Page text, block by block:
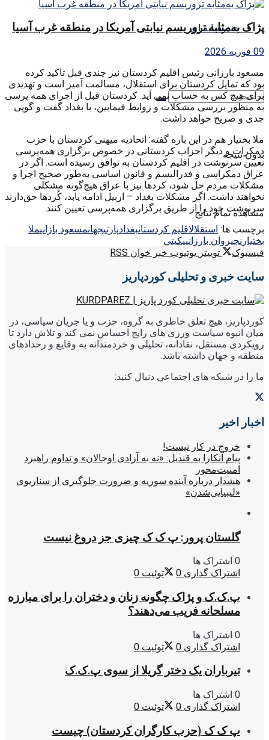
چندرسانه ای
بدون نتیجه
مشاهده تمام نتایج
پژاک به‌مثابه تروریسم نیابتی آمریکا در منطقه غرب آسیا
09 فوریه 2026
مسعود بارزانی رئیس اقلیم کردستان نیز چندی قبل تاکید کرده
بود که تمایل کردستان برای استقلال، مسالمت آمیز است و تهدیدی
برای هیچ کس به حساب نمی آید. کردستان قبل از اجرای همه پرسی
به منظور بررسی مشکلات و روابط فیمابین، با بغداد گفت و گویی
جدی و صریح خواهد داشت.
ملا بختیار هم در این باره گفته: اتحادیه میهنی کردستان با حزب
دمکرات و دیگر احزاب کردستانی در خصوص برگزاری همه‌پرسی
تعیین سرنوشت در اقلیم کردستان به توافق رسیده است. اگر در
عراق دمکراسی و فدرالیسم و قانون اساسی به‌طور صحیح اجرا و
مشکلات مردم حل شود، کردها نیز با عراق هیچ‌گونه مشکلی
نخواهند داشت. اگر مشکلات بغداد – اربیل ادامه یابد، کُردها حق‌دارند
سرنوشت خود را از طریق برگزاری همه‌پرسی تعیین کنند.
برچسب ها: استقلالاقليم كردستانبغدادپارتيجهانمسعود بازانيملا
بختيار نچيروان بارزانييكيتي
فیسبوک
توییتر یوتیوب خبر خوان RSS
سایت خبری و تحلیلی کوردپاریز
کوردپاریز، هیچ تعلق خاطری به گروه، حزب و یا جریان سیاسی، در
میان انبوه سیاست ورزی های رایج احساس نمی کند و تلاش دارد تا
رویکردی مستقل، نقادانه، تحلیلی و خردمندانه به وقایع و رخدادهای
منطقه و جهان داشته باشد.
ما را در شبکه های اجتماعی دنبال کنید:
اخبار اخیر
خروج در کار نیست!
پیام آنکارا به قندیل: «نه به آزادی اوجالان» و تداوم راهبرد
امنیت‌محور
هشدار درباره آینده سوریه و ضرورت جلوگیری از سناریوی
«لیبیایی‌شدن»
گلستان پرور: پ ک ک چیزی جز دروغ نیست
0 اشتراک ها
اشتراک گذاری 0 توئیت 0
پ.ک.ک و پژاک چگونه زنان و دختران را برای مبارزه
مسلحانه فریب می‌دهند؟
0 اشتراک ها
اشتراک گذاری 0 توئیت 0
تیرباران یک دختر گریلا از سوی پ.ک.ک
0 اشتراک ها
اشتراک گذاری 0 توئیت 0
پ ک ک (حزب کارگران کردستان) چیست